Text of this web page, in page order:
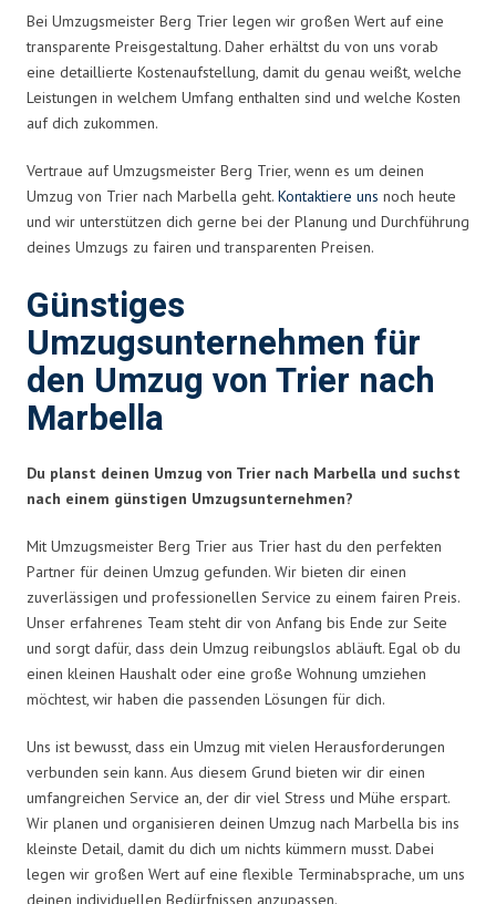
Bei Umzugsmeister Berg Trier legen wir großen Wert auf eine
transparente Preisgestaltung. Daher erhältst du von uns vorab
eine detaillierte Kostenaufstellung, damit du genau weißt, welche
Leistungen in welchem Umfang enthalten sind und welche Kosten
auf dich zukommen.
Vertraue auf Umzugsmeister Berg Trier, wenn es um deinen
Umzug von Trier nach Marbella geht. Kontaktiere uns noch heute
und wir unterstützen dich gerne bei der Planung und Durchführung
deines Umzugs zu fairen und transparenten Preisen.
Günstiges
Umzugsunternehmen für
den Umzug von Trier nach
Marbella
Du planst deinen Umzug von Trier nach Marbella und suchst
nach einem günstigen Umzugsunternehmen?
Mit Umzugsmeister Berg Trier aus Trier hast du den perfekten
Partner für deinen Umzug gefunden. Wir bieten dir einen
zuverlässigen und professionellen Service zu einem fairen Preis.
Unser erfahrenes Team steht dir von Anfang bis Ende zur Seite
und sorgt dafür, dass dein Umzug reibungslos abläuft. Egal ob du
einen kleinen Haushalt oder eine große Wohnung umziehen
möchtest, wir haben die passenden Lösungen für dich.
Uns ist bewusst, dass ein Umzug mit vielen Herausforderungen
verbunden sein kann. Aus diesem Grund bieten wir dir einen
umfangreichen Service an, der dir viel Stress und Mühe erspart.
Wir planen und organisieren deinen Umzug nach Marbella bis ins
kleinste Detail, damit du dich um nichts kümmern musst. Dabei
legen wir großen Wert auf eine flexible Terminabsprache, um uns
deinen individuellen Bedürfnissen anzupassen.